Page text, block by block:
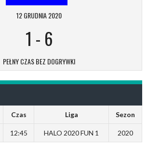
12 GRUDNIA 2020
1 - 6
PEŁNY CZAS BEZ DOGRYWKI
Czas Liga Sezon
12:45 HALO 2020 FUN 1 2020